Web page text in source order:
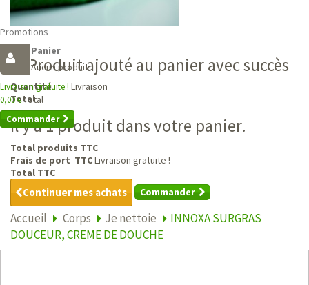
Promotions
Panier
Aucun produit
Livraison gratuite ! Livraison
0,00 €Total
Commander
Produit ajouté au panier avec succès
Quantité
Total
Il y a 1 produit dans votre panier.
Total produits TTC
Frais de port TTCLivraison gratuite !
Total TTC
Continuer mes achats Commander
Accueil Corps Je nettoie
INNOXA SURGRAS
DOUCEUR, CREME DE DOUCHE